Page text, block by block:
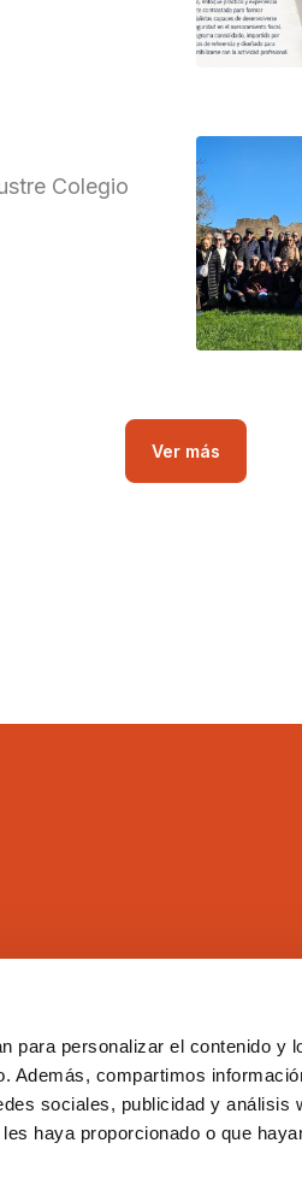
para personalizar el contenido y
Además, compartimos
sociales, publicidad y análisis
haya proporcionado o que
Colegio
Ver más
Formación
Empleo